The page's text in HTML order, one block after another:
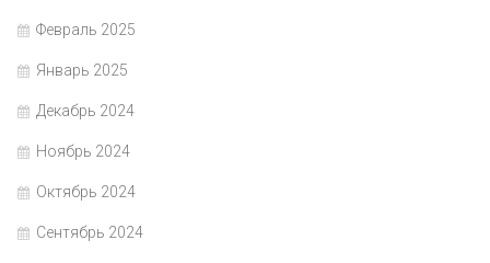
Февраль 2025
Январь 2025
Декабрь 2024
Ноябрь 2024
Октябрь 2024
Сентябрь 2024